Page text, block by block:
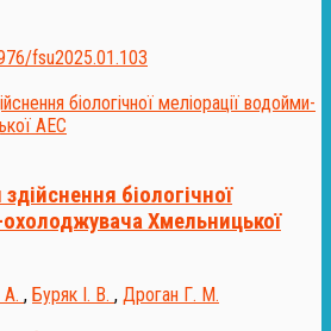
fsu2025.01.103
здійснення біологічної
охолоджувача Хмельницької
А. , Буряк І. В. , Дроган Г. М.